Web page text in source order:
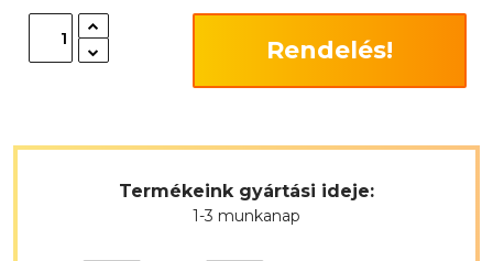
Rendelés!
Termékeink gyártási ideje:
1-3 munkanap